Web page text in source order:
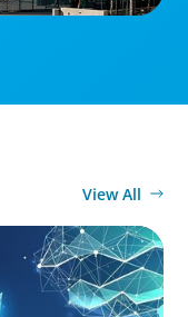
View All
Equity's Next